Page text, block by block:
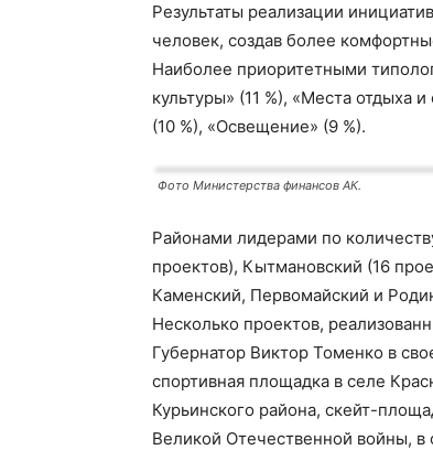
Результаты реализации
человек, создав более
Наиболее приоритетными
культуры» (11 %), «Места отдыха
(10 %), «Освещение» (9 %).
Фото Министерства финансов АК.
Районами лидерами по
проектов), Кытмановский (16
Каменский, Первомайский и
Несколько проектов,
Губернатор Виктор Томенко в
спортивная площадка в селе
Курьинского района, скейт-
Великой Отечественной войны, в